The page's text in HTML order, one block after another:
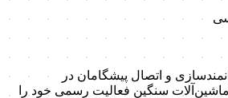
و اتصال پیشگامان در
سنگین فعالیت رسمی خود را